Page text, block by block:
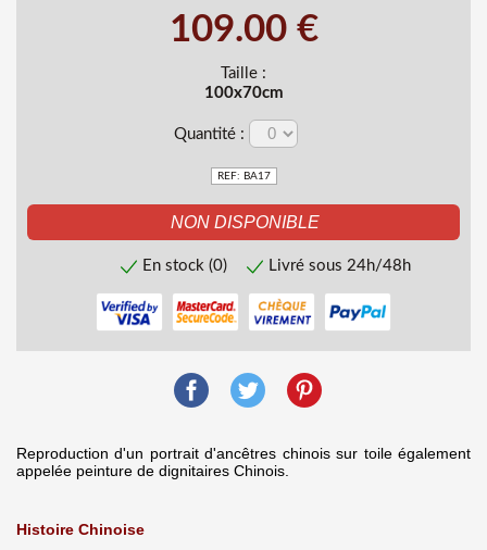
109.00 €
Taille :
100x70cm
Quantité :
REF: BA17
En stock (0) Livré sous 24h/48h
Reproduction d'un portrait d'ancêtres chinois sur toile également
appelée peinture de dignitaires Chinois.
Histoire Chinoise